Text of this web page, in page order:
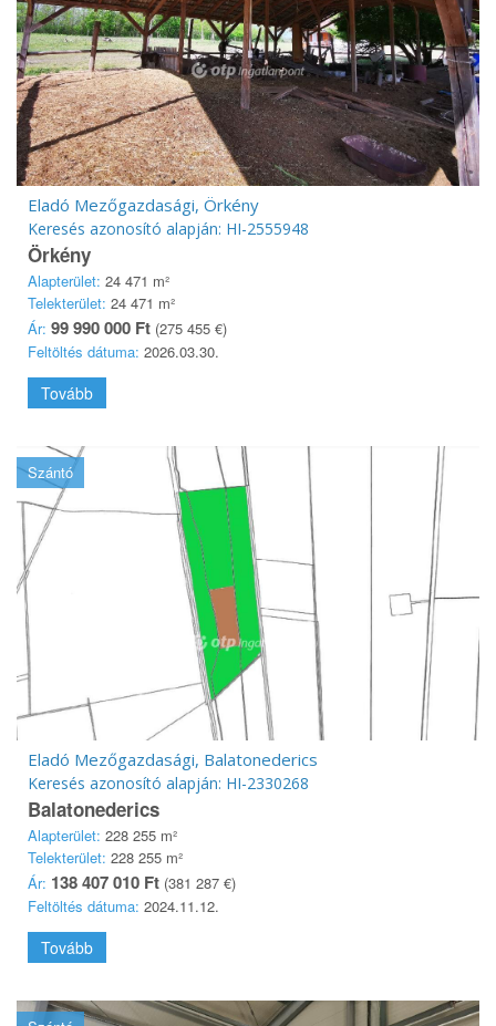
Eladó Mezőgazdasági, Örkény
Keresés azonosító alapján: HI-2555948
Örkény
Alapterület: 24 471 m²
Telekterület: 24 471 m²
Ár: 99 990 000 Ft (275 455 €)
Feltöltés dátuma: 2026.03.30.
Tovább
Szántó
Eladó Mezőgazdasági, Balatonederics
Keresés azonosító alapján: HI-2330268
Balatonederics
Alapterület: 228 255 m²
Telekterület: 228 255 m²
Ár: 138 407 010 Ft (381 287 €)
Feltöltés dátuma: 2024.11.12.
Tovább